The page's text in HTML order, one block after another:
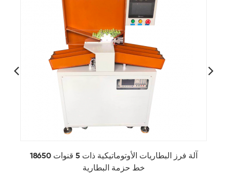
آلة فرز البطاريات الأوتوماتيكية ذات 5 قنوات 18650
خط حزمة البطارية